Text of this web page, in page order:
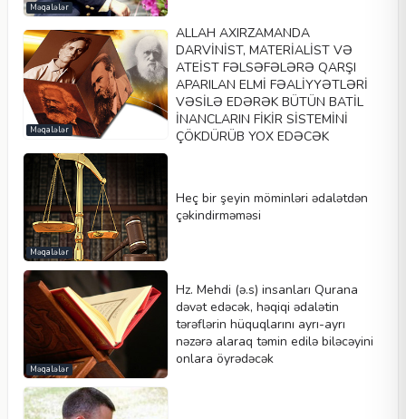
Məqalələr
Məqalələr
ALLAH AXIRZAMANDA
DARVİNİST, MATERİALİST VƏ
ATEİST FƏLSƏFƏLƏRƏ QARŞI
APARILAN ELMİ FƏALİYYƏTLƏRİ
VƏSİLƏ EDƏRƏK BÜTÜN BATİL
İNANCLARIN FİKİR SİSTEMİNİ
ÇÖKDÜRÜB YOX EDƏCƏK
Məqalələr
Heç bir şeyin möminləri ədalətdən
çəkindirməməsi
Məqalələr
Hz. Mehdi (ə.s) insanları Qurana
dəvət edəcək, həqiqi ədalətin
tərəflərin hüquqlarını ayrı-ayrı
nəzərə alaraq təmin edilə biləcəyini
onlara öyrədəcək